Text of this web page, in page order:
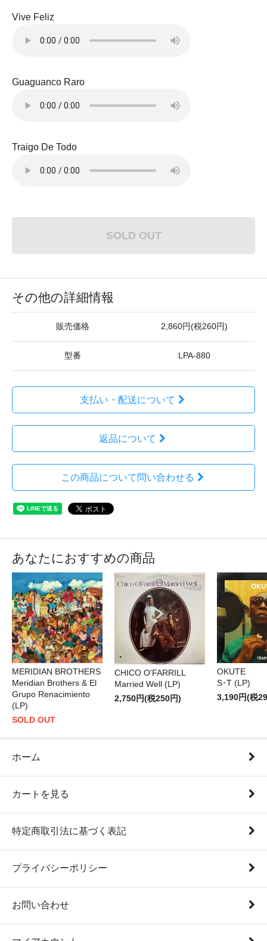
Vive Feliz
Guaguanco Raro
Traigo De Todo
SOLD OUT
その他の詳細情報
販売価格 2,860円(税260円)
型番 LPA-880
支払い・配送について
返品について
この商品について問い合わせる
あなたにおすすめの商品
MERIDIAN BROTHERS
Meridian Brothers & El
Grupo Renacimiento
(LP)
SOLD OUT
CHICO O'FARRILL
Married Well (LP)
2,750円(税250円)
OKUTE
S･T (LP)
3,190円(税
ホーム
カートを見る
特定商取引法に基づく表記
プライバシーポリシー
お問い合わせ